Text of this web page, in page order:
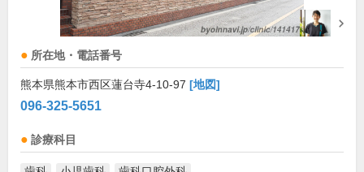
所在地・電話番号
熊本県熊本市西区蓮台寺4-10-97 [地図]
096-325-5651
診療科目